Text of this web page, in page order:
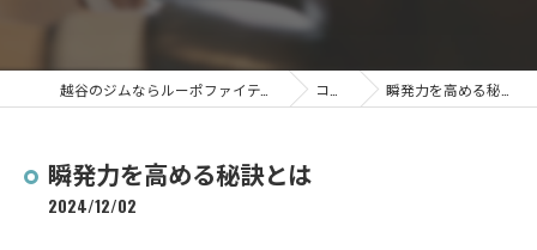
コラム 瞬発力を高める秘訣とは
瞬発力を高める秘訣とは
2024/12/02